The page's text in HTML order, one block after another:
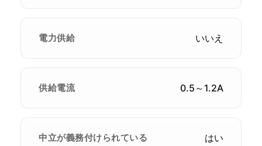
電力供給 いいえ
供給電流 0.5～1.2A
中立が義務付けられている はい